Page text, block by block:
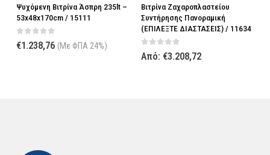
Ψυχόμενη Βιτρίνα Άσπρη 235lt –
53x48x170cm / 15111
0 out of 5
€1.238,76 (Με ΦΠΑ 24%)
Βιτρίνα Ζαχαροπλαστείου
Συντήρησης Πανοραμική
(ΕΠΙΛΕΞΤΕ ΔΙΑΣΤΑΣΕΙΣ) / 11634
0 out of 5
Από: €3.208,72